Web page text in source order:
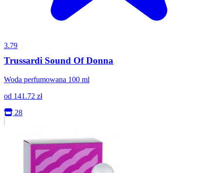
3.79
Trussardi Sound Of Donna
Woda perfumowana 100 ml
od 141.72 zł
28